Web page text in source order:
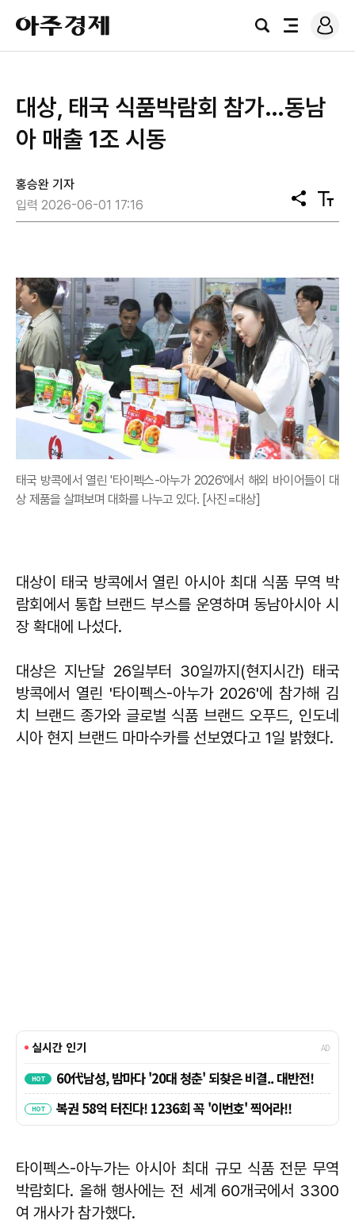
아
주
경
검
전
로
그
대상, 태국 식품박람회 참가…동남
아 매출 1조 시동
홍승완 기자
입력 2026-06-01 17:16
공
유
텍
스
태국 방콕에서 열린 '타이펙스-아누가 2026'에서 해외 바이어들이 대
상 제품을 살펴보며 대화를 나누고 있다. [사진=대상]
대상이 태국 방콕에서 열린 아시아 최대 식품 무역 박
람회에서 통합 브랜드 부스를 운영하며 동남아시아 시
장 확대에 나섰다.
대상은 지난달 26일부터 30일까지(현지시간) 태국
방콕에서 열린 '타이펙스-아누가 2026'에 참가해 김
치 브랜드 종가와 글로벌 식품 브랜드 오푸드, 인도네
시아 현지 브랜드 마마수카를 선보였다고 1일 밝혔다.
타이펙스-아누가는 아시아 최대 규모 식품 전문 무역
박람회다. 올해 행사에는 전 세계 60개국에서 3300
여 개사가 참가했다.